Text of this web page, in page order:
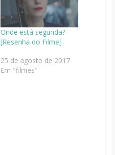
Onde está segunda?
[Resenha do Filme]
25 de agosto de 2017
Em "filmes"